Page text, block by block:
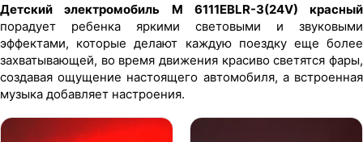
Детский электромобиль M 6111EBLR-3(24V) красный
порадует ребенка яркими световыми и звуковыми
эффектами, которые делают каждую поездку еще более
захватывающей, во время движения красиво светятся фары,
создавая ощущение настоящего автомобиля, а встроенная
музыка добавляет настроения.